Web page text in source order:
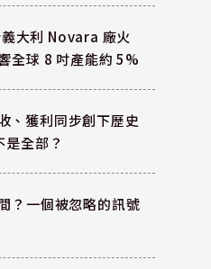
大利 Novara 廠火
全球 8 吋產能約 5%
、獲利同步創下歷史
全部？
？一個被忽略的訊號